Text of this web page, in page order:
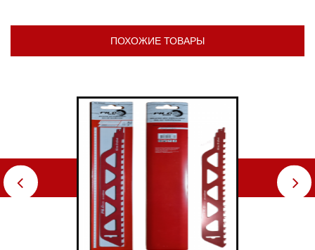
ПОХОЖИЕ ТОВАРЫ
⇦ ⇨